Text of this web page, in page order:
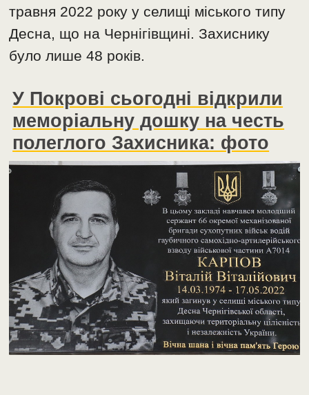
травня 2022 року у селищі міського типу
Десна, що на Чернігівщині. Захиснику
було лише 48 років.
У Покрові сьогодні відкрили
меморіальну дошку на честь
полеглого Захисника: фото